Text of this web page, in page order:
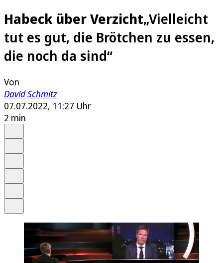
Habeck über Verzicht„Vielleicht
tut es gut, die Brötchen zu essen,
die noch da sind“
Von
David Schmitz
07.07.2022, 11:27 Uhr
2 min